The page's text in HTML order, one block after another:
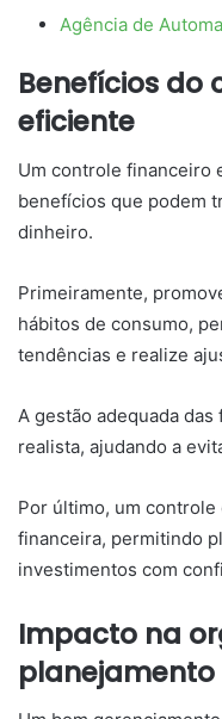
Agência de
Benefícios do
eficiente
Um controle financeiro
benefícios que podem
dinheiro.
Primeiramente,
hábitos de consumo,
tendências e realize
A gestão adequada
realista, ajudando a
Por último, um
financeira, permitindo
investimentos com
Impacto na